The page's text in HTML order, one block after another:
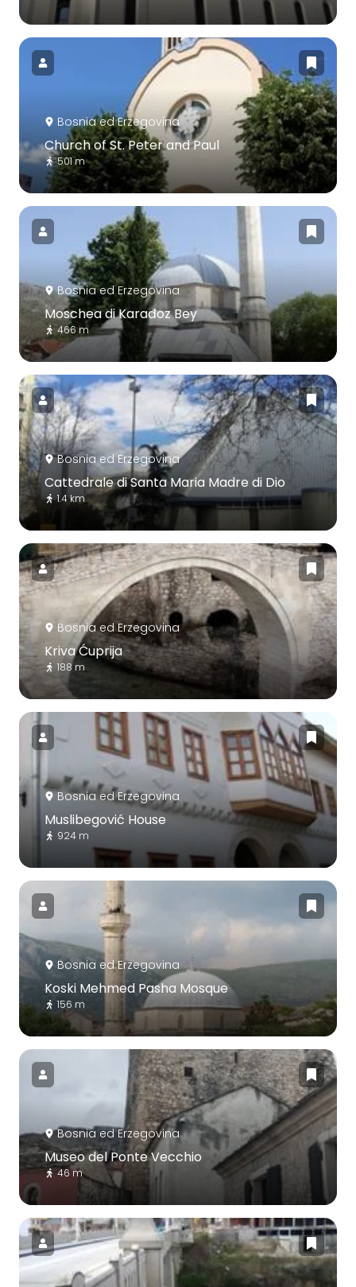
Bosnia ed Erzegovina
Church of St. Peter and Paul
501 m
Bosnia ed Erzegovina
Moschea di Karađoz Bey
466 m
Bosnia ed Erzegovina
Cattedrale di Santa Maria Madre di Dio
1.4 km
Bosnia ed Erzegovina
Kriva Ćuprija
188 m
Bosnia ed Erzegovina
Muslibegović House
924 m
Bosnia ed Erzegovina
Koski Mehmed Pasha Mosque
156 m
Bosnia ed Erzegovina
Museo del Ponte Vecchio
46 m